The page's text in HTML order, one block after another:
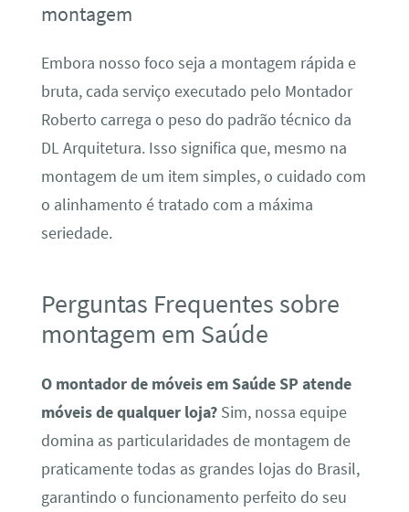
montagem
Embora nosso foco seja a montagem rápida e
bruta, cada serviço executado pelo Montador
Roberto carrega o peso do padrão técnico da
DL Arquitetura. Isso significa que, mesmo na
montagem de um item simples, o cuidado com
o alinhamento é tratado com a máxima
seriedade.
Perguntas Frequentes sobre
montagem em Saúde
O montador de móveis em Saúde SP atende
móveis de qualquer loja?Sim, nossa equipe
domina as particularidades de montagem de
praticamente todas as grandes lojas do Brasil,
garantindo o funcionamento perfeito do seu